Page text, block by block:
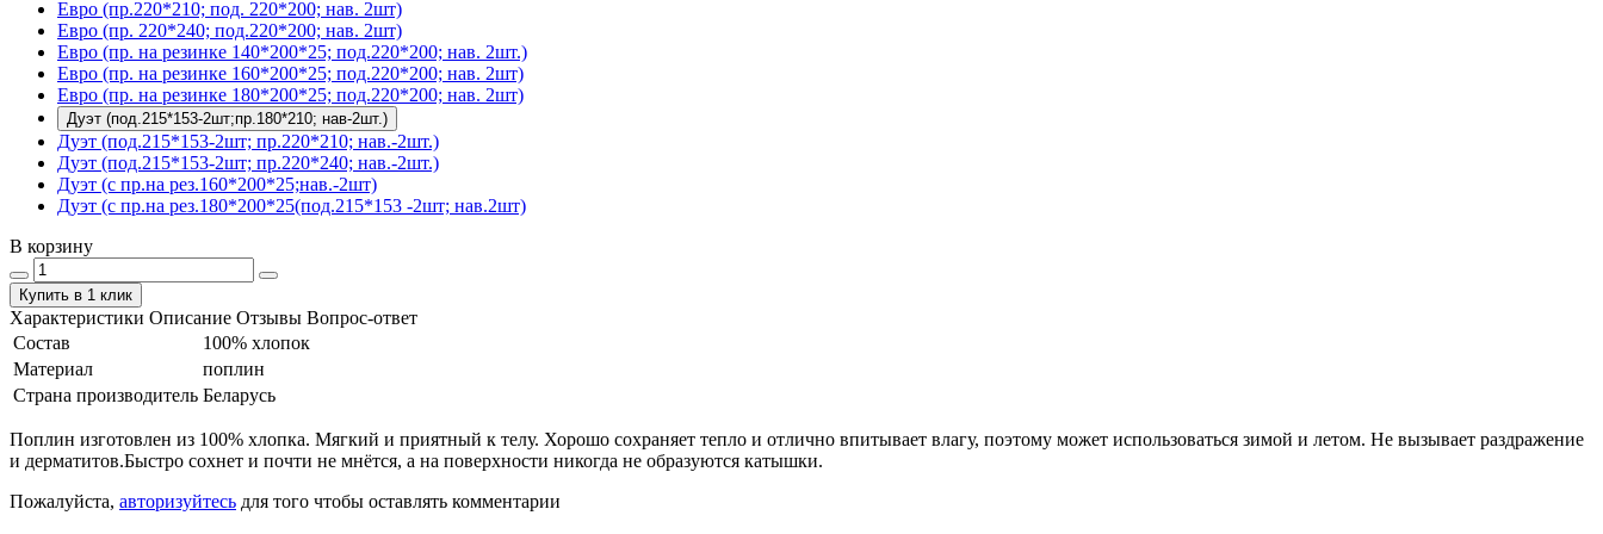
Евро (пр.220*210; под. 220*200; нав. 2шт)
Евро (пр. 220*240; под.220*200; нав. 2шт)
Евро (пр. на резинке 140*200*25; под.220*200; нав. 2шт.)
Евро (пр. на резинке 160*200*25; под.220*200; нав. 2шт)
Евро (пр. на резинке 180*200*25; под.220*200; нав. 2шт)
Дуэт (под.215*153-2шт;пр.180*210; нав-2шт.)
Дуэт (под.215*153-2шт; пр.220*210; нав.-2шт.)
Дуэт (под.215*153-2шт; пр.220*240; нав.-2шт.)
Дуэт (с пр.на рез.160*200*25;нав.-2шт)
Дуэт (с пр.на рез.180*200*25(под.215*153 -2шт; нав.2шт)
В корзину
Купить в 1 клик
Характеристики Описание Отзывы Вопрос-ответ
Состав
100% хлопок
Материал
поплин
Страна производитель Беларусь
Поплин изготовлен из 100% хлопка. Мягкий и приятный к телу. Хорошо сохраняет тепло и отлично впитывает влагу, поэтому может использоваться зимой и летом. Не вызывает раздражение
и дерматитов.Быстро сохнет и почти не мнётся, а на поверхности никогда не образуются катышки.
Пожалуйста, авторизуйтесь для того чтобы оставлять комментарии